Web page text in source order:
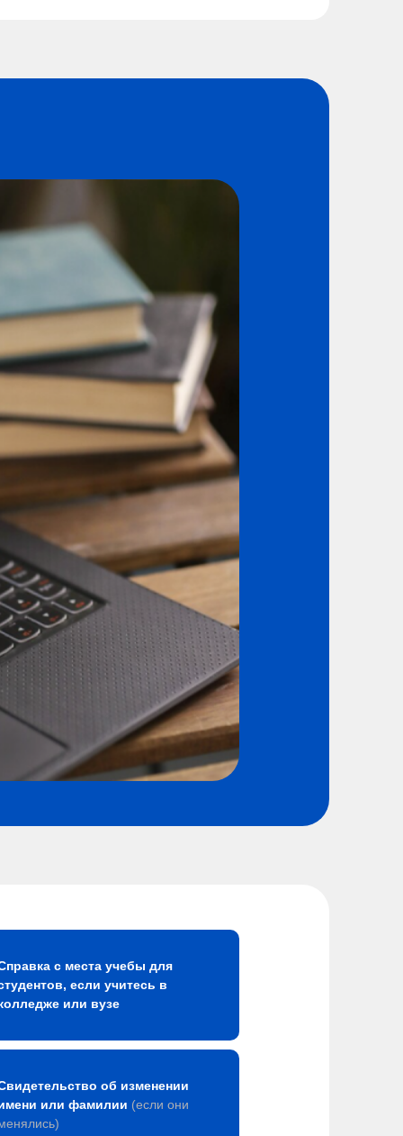
с места учебы для
если учитесь в
или вузе
об изменении
или фамилии (если они